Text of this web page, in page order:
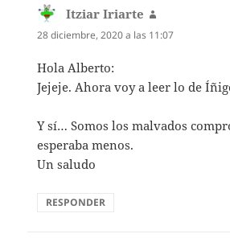
Itziar Iriarte
28 diciembre, 2020 a las 11:07
Hola Alberto:
Jejeje. Ahora voy a leer lo de
Y sí… Somos los malvados
esperaba menos.
Un saludo
RESPONDER